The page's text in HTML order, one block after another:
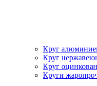
Круг
Круг
Круг
Круги